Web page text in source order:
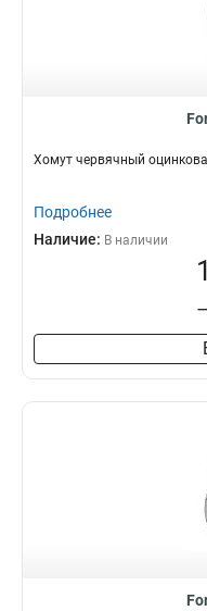
Хомут червячный
Подробнее
Наличие: В наличии
–